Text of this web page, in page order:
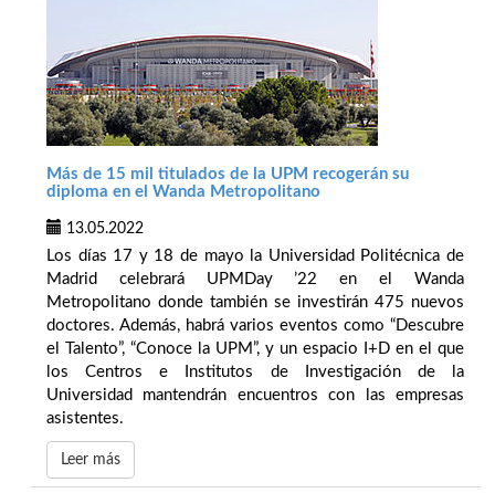
Más de 15 mil titulados de la UPM recogerán su
diploma en el Wanda Metropolitano
13.05.2022
Los días 17 y 18 de mayo la Universidad Politécnica de
Madrid celebrará UPMDay ’22 en el Wanda
Metropolitano donde también se investirán 475 nuevos
doctores. Además, habrá varios eventos como “Descubre
el Talento”, “Conoce la UPM”, y un espacio I+D en el que
los Centros e Institutos de Investigación de la
Universidad mantendrán encuentros con las empresas
asistentes.
Leer más